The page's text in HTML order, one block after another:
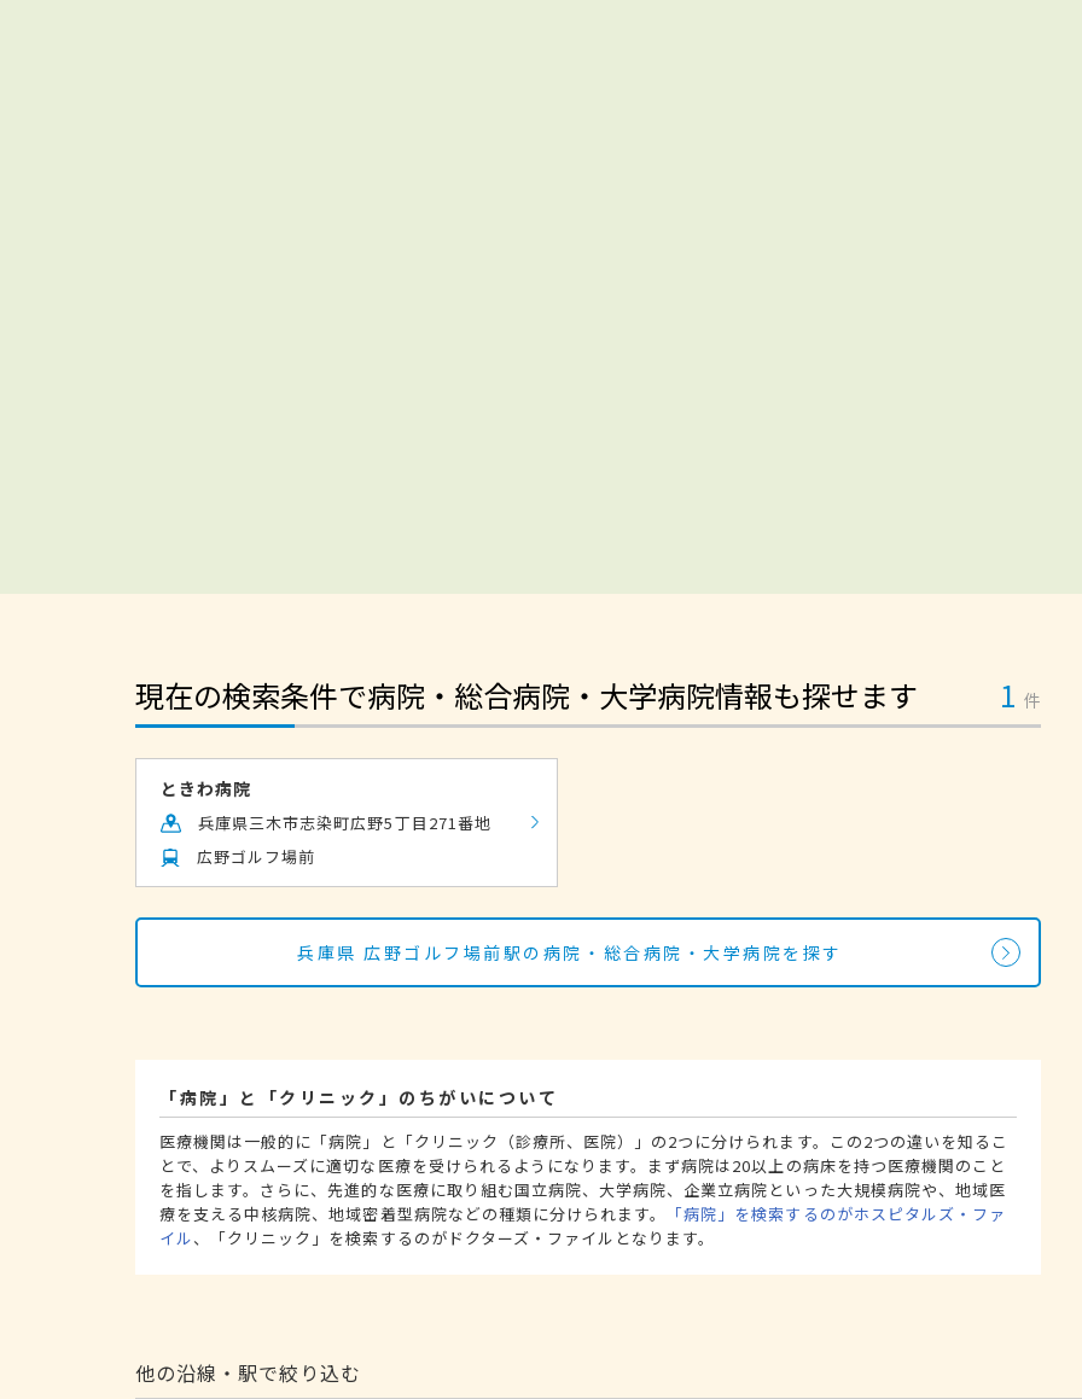
現在の検索条件で病院・総合病院・大学病院情報も探せます 1 件
ときわ病院
兵庫県三木市志染町広野5丁目271番地
広野ゴルフ場前
兵庫県 広野ゴルフ場前駅の病院・総合病院・大学病院を探す
「病院」と「クリニック」のちがいについて
医療機関は一般的に「病院」と「クリニック（診療所、医院）」の2つに分けられます。この2つの違いを知るこ
とで、よりスムーズに適切な医療を受けられるようになります。まず病院は20以上の病床を持つ医療機関のこと
を指します。さらに、先進的な医療に取り組む国立病院、大学病院、企業立病院といった大規模病院や、地域医
療を支える中核病院、地域密着型病院などの種類に分けられます。
「病院」を検索するのがホスピタルズ・ファ
イル、「クリニック」を検索するのがドクターズ・ファイルとなります。
他の沿線・駅で絞り込む